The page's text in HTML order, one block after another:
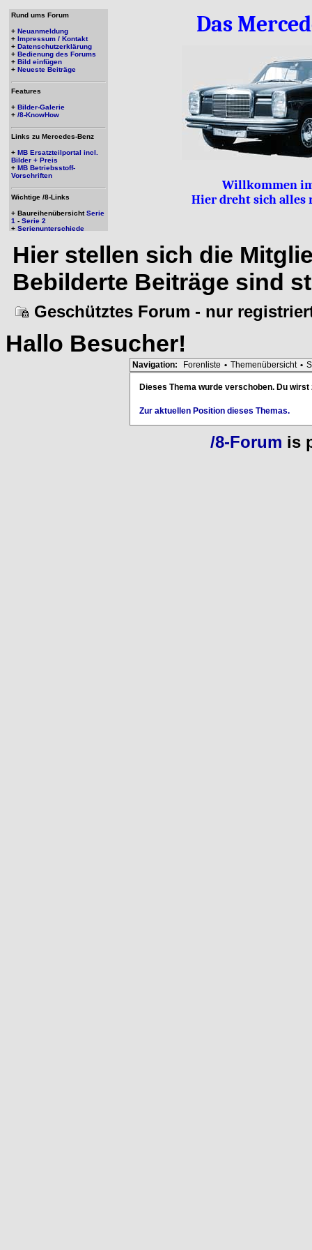
Rund ums Forum
+ Neuanmeldung
+ Impressum / Kontakt
+ Datenschutzerklärung
+ Bedienung des Forums
+ Bild einfügen
+ Neueste Beiträge
Features
+ Bilder-Galerie
+ /8-KnowHow
Links zu Mercedes-Benz
+ MB Ersatzteilportal incl.
Bilder + Preis
+ MB Betriebsstoff-
Vorschriften
Wichtige /8-Links
+ BaureihenübersichtSerie
1 - Serie 2
+ Serienunterschiede
Das
Willkommen
Hier dreht sich alles
Hier stellen sich die
Bebilderte Beiträge sind
Geschütztes Forum - nur
Hallo Besucher!
Navigation: Forenliste • Themenübersicht •
Dieses Thema wurde verschoben. Du
Zur aktuellen Position dieses Themas.
/8-Forum is